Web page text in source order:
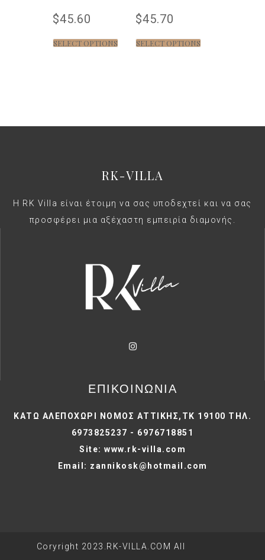
$45.60
SELECT OPTIONS
$45.70
SELECT OPTIONS
RK-VILLA
Η RK Villa είναι έτοιμη να σας υποδεχτεί και να σας
προσφέρει μια αξέχαστη εμπειρία διαμονής.
ΕΠΙΚΟΙΝΩΝΙΑ
ΚΑΤΩ ΑΛΕΠΟΧΩΡΙ ΝΟΜΟΣ ΑΤΤΙΚΗΣ,ΤΚ 19100 ΤΗΛ.
6973825237 - 6976718851
Site: www.rk-villa.com
Email: zannikosk@hotmail.com
Coryright 2023.RK-VILLA.COM All